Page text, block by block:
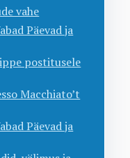
vahe
Päevad ja
postitusele
Macchiato’t
Päevad ja